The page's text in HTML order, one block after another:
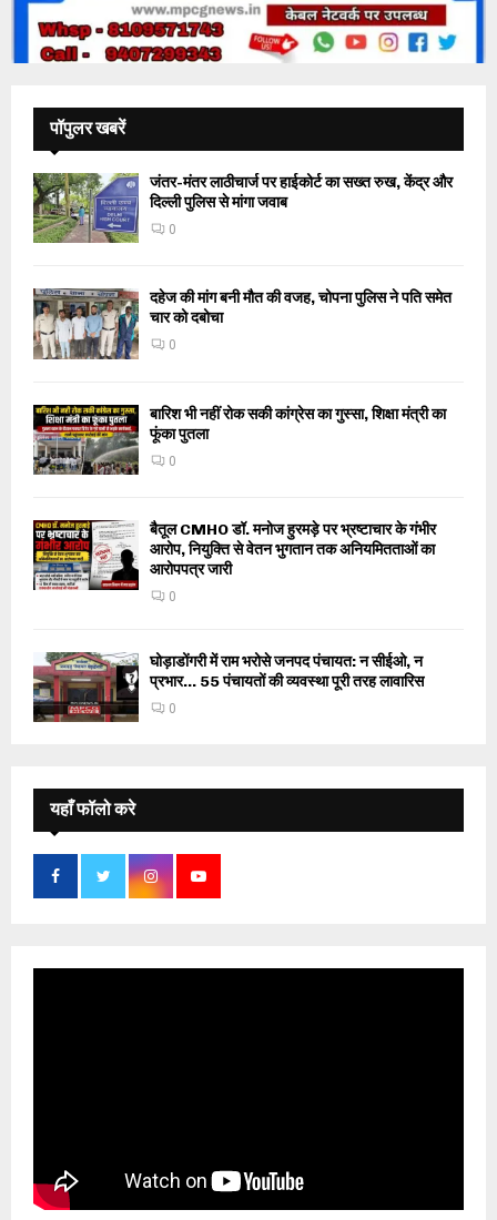
पॉपुलर खबरें
जंतर-मंतर लाठीचार्ज पर हाईकोर्ट का सख्त रुख, केंद्र और
दिल्ली पुलिस से मांगा जवाब
0
दहेज की मांग बनी मौत की वजह, चोपना पुलिस ने पति समेत
चार को दबोचा
0
बारिश भी नहीं रोक सकी कांग्रेस का गुस्सा, शिक्षा मंत्री का
फूंका पुतला
0
बैतूल CMHO डॉ. मनोज हुरमड़े पर भ्रष्टाचार के गंभीर
आरोप, नियुक्ति से वेतन भुगतान तक अनियमितताओं का
आरोपपत्र जारी
0
घोड़ाडोंगरी में राम भरोसे जनपद पंचायत: न सीईओ, न
प्रभार… 55 पंचायतों की व्यवस्था पूरी तरह लावारिस
0
यहाँ फॉलो करे